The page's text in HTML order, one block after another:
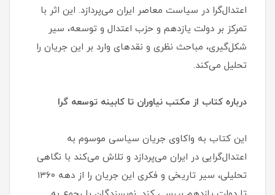
اعتدال‌گرا در سیاست معاصر ایران می‌پردازد. این اثر با
تمرکز بر دولت یازدهم و حزب اعتدال و توسعه، سیر
شکل‌گیری، مباحث نظری و نقدهای وارد بر این جریان را
تحلیل می‌کند.
درباره کتاب از مکتب نیاوران تا کابینه توسعه گرا
این کتاب به واکاوی جریان سیاسی موسوم به
اعتدال‌گرایی در ایران می‌پردازد و تلاش می‌کند با نگاهی
تحلیلی، سیر تاریخی و فکری این جریان را از دهه ۱۳۶۰